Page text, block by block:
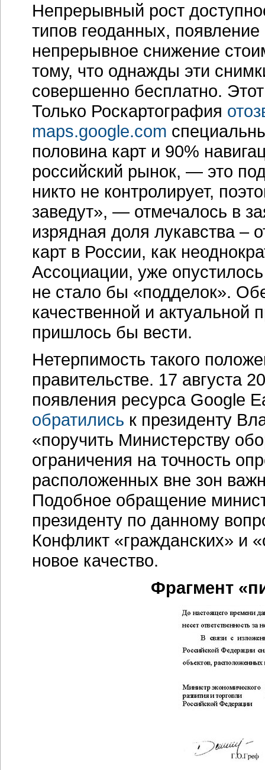
Непрерывный рост
типов геоданных,
непрерывное снижение
тому, что однажды эти
совершенно бесплатно.
Только Роскартография
maps.google.com
половина карт и 90%
российский рынок, — это
никто не контролирует,
заведут», — отмечалось в
изрядная доля лукавства –
карт в России, как
Ассоциации, уже
не стало бы «подделок».
качественной и актуальной
пришлось бы вести.
Нетерпимость такого
правительстве. 17 августа
появления ресурса Google
обратились к президенту
«поручить Министерству
ограничения на точность
расположенных вне зон
Подобное обращение
президенту по данному
Конфликт «гражданских» и
новое качество.
Фрагмент